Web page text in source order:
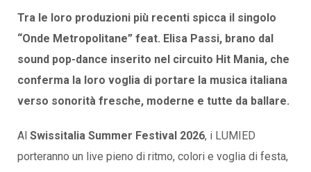
Tra le loro produzioni più recenti spicca il singolo
“Onde Metropolitane” feat. Elisa Passi, brano dal
sound pop-dance inserito nel circuito Hit Mania, che
conferma la loro voglia di portare la musica italiana
verso sonorità fresche, moderne e tutte da ballare.
Al Swissitalia Summer Festival 2026, i LUMIED
porteranno un live pieno di ritmo, colori e voglia di festa,